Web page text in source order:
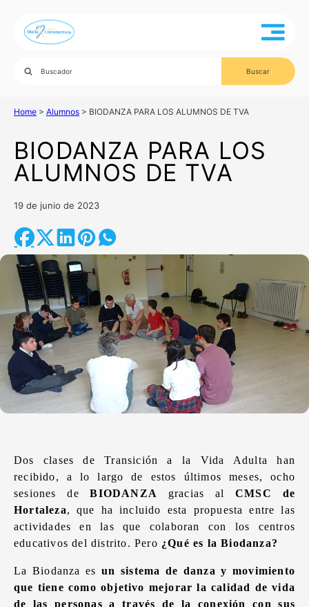
Home > Alumnos > BIODANZA PARA LOS ALUMNOS DE TVA
BIODANZA PARA LOS
ALUMNOS DE TVA
19 de junio de 2023
Dos clases de Transición a la Vida Adulta han
recibido, a lo largo de estos últimos meses, ocho
sesiones de BIODANZA gracias al
CMSC de
Hortaleza, que ha incluido esta propuesta entre las
actividades en las que colaboran con los centros
educativos del distrito. Pero ¿Qué es la Biodanza?
La Biodanza es un sistema de danza y movimiento
que tiene como objetivo mejorar la calidad de vida
de las personas a través de la conexión con sus